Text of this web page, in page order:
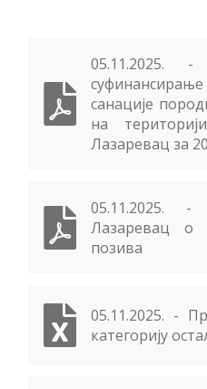
05.11.2025.
санације
на
Лазаревац за
05.11.2025.
Лазаревац о
позива
05.11.2025. -
категорију